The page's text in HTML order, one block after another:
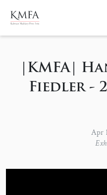
|KMFA|
Fiedler -
Apr